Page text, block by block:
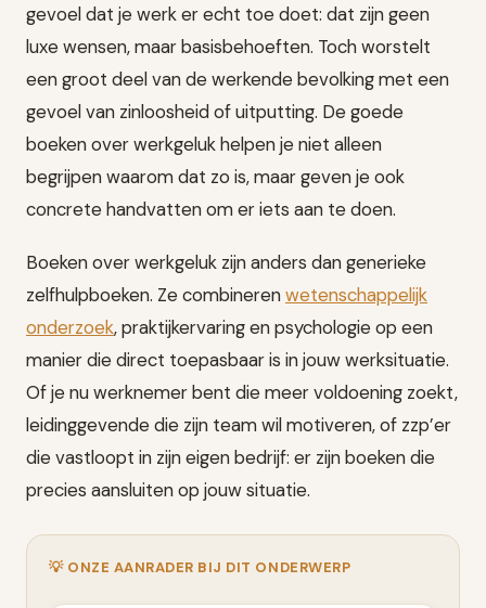
gevoel dat je werk er echt toe doet: dat zijn geen
luxe wensen, maar basisbehoeften. Toch worstelt
een groot deel van de werkende bevolking met een
gevoel van zinloosheid of uitputting. De goede
boeken over werkgeluk helpen je niet alleen
begrijpen waarom dat zo is, maar geven je ook
concrete handvatten om er iets aan te doen.
Boeken over werkgeluk zijn anders dan generieke
zelfhulpboeken. Ze combinerenwetenschappelijk
onderzoek, praktijkervaring en psychologie op een
manier die direct toepasbaar is in jouw werksituatie.
Of je nu werknemer bent die meer voldoening zoekt,
leidinggevende die zijn team wil motiveren, of zzp’er
die vastloopt in zijn eigen bedrijf: er zijn boeken die
precies aansluiten op jouw situatie.
💡 ONZE AANRADER BIJ DIT ONDERWERP